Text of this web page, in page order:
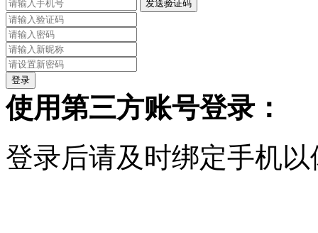
发送验证码
使用第三方账号登录：
登录后请及时绑定手机